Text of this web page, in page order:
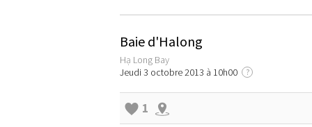
Baie d'Halong
Hạ Long Bay
Jeudi 3 octobre 2013 à 10h00
?
1